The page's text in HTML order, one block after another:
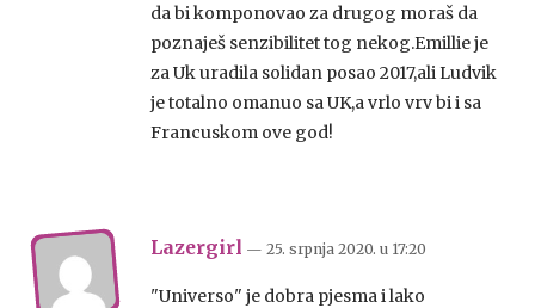
da bi komponovao za drugog moraš da
poznaješ senzibilitet tog nekog.Emillie je
za Uk uradila solidan posao 2017,ali Ludvik
je totalno omanuo sa UK,a vrlo vrv bi i sa
Francuskom ove god!
Lazergirl — 25. srpnja 2020. u 17:20
"Universo" je dobra pjesma i lako